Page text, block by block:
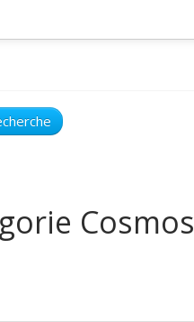
Cosmos